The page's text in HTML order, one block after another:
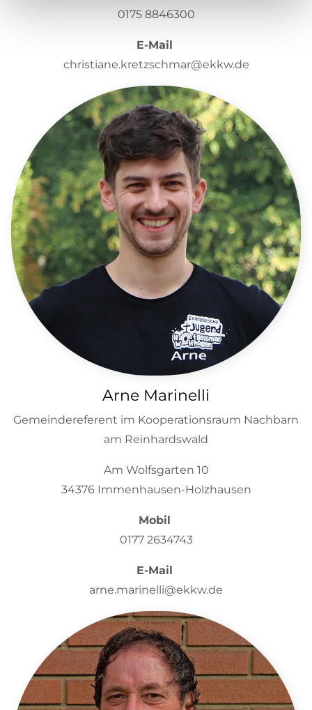
0175 8846300
E-Mail
christiane.kretzschmar@ekkw.de
Arne Marinelli
Gemeindereferent im Kooperationsraum Nachbarn
am Reinhardswald
Am Wolfsgarten 10
34376 Immenhausen-Holzhausen
Mobil
0177 2634743
E-Mail
arne.marinelli@ekkw.de